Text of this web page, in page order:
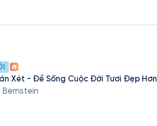
Xét - Để Sống Cuộc Đời Tươi Đẹp Hơn
Bernstein